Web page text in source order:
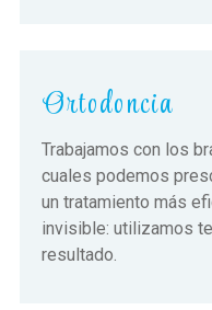
Ortodoncia
Trabajamos con los
cuales podemos
un tratamiento más
invisible: utilizamos
resultado.